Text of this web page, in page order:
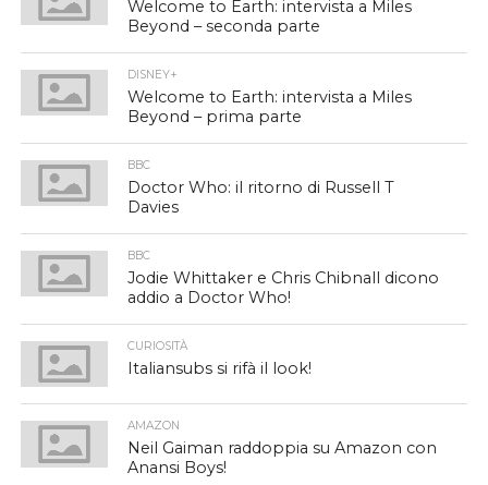
Welcome to Earth: intervista a Miles
Beyond – seconda parte
DISNEY+
Welcome to Earth: intervista a Miles
Beyond – prima parte
BBC
Doctor Who: il ritorno di Russell T
Davies
BBC
Jodie Whittaker e Chris Chibnall dicono
addio a Doctor Who!
CURIOSITÀ
Italiansubs si rifà il look!
AMAZON
Neil Gaiman raddoppia su Amazon con
Anansi Boys!